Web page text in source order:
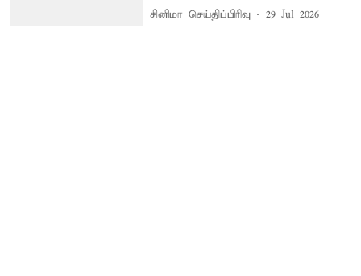
சினிமா செய்திப்பிரிவு 29 Jul 2026